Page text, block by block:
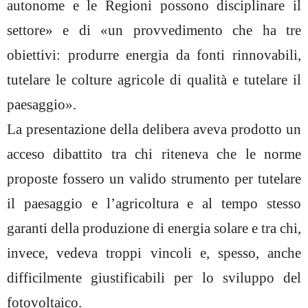
autonome e le Regioni possono disciplinare il
settore» e di «un provvedimento che ha tre
obiettivi: produrre energia da fonti rinnovabili,
tutelare le colture agricole di qualità e tutelare il
paesaggio».
La presentazione della delibera aveva prodotto un
acceso dibattito tra chi riteneva che le norme
proposte fossero un valido strumento per tutelare
il paesaggio e l’agricoltura e al tempo stesso
garanti della produzione di energia solare e tra chi,
invece, vedeva troppi vincoli e, spesso, anche
difficilmente giustificabili per lo sviluppo del
fotovoltaico.